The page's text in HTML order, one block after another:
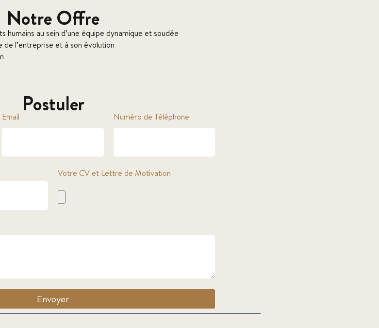
Notre Offre
au sein d’une équipe dynamique et soudée
l’entreprise et à son évolution
Postuler
Email Numéro de Téléphone
Votre CV et Lettre de Motivation
Envoyer